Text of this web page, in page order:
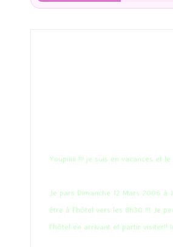
Youpiiiii !!! je suis en vacances et
Je pars Dimanche 12 Mars 2006
être à l’hôtel vers les 8h30 !!! Je
l’hôtel en arrivant et partir visiter!!